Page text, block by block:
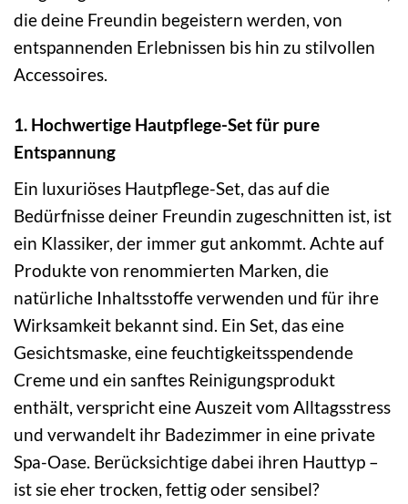
die deine Freundin begeistern werden, von
entspannenden Erlebnissen bis hin zu stilvollen
Accessoires.
1. Hochwertige Hautpflege-Set für pure
Entspannung
Ein luxuriöses Hautpflege-Set, das auf die
Bedürfnisse deiner Freundin zugeschnitten ist, ist
ein Klassiker, der immer gut ankommt. Achte auf
Produkte von renommierten Marken, die
natürliche Inhaltsstoffe verwenden und für ihre
Wirksamkeit bekannt sind. Ein Set, das eine
Gesichtsmaske, eine feuchtigkeitsspendende
Creme und ein sanftes Reinigungsprodukt
enthält, verspricht eine Auszeit vom Alltagsstress
und verwandelt ihr Badezimmer in eine private
Spa-Oase. Berücksichtige dabei ihren Hauttyp –
ist sie eher trocken, fettig oder sensibel?